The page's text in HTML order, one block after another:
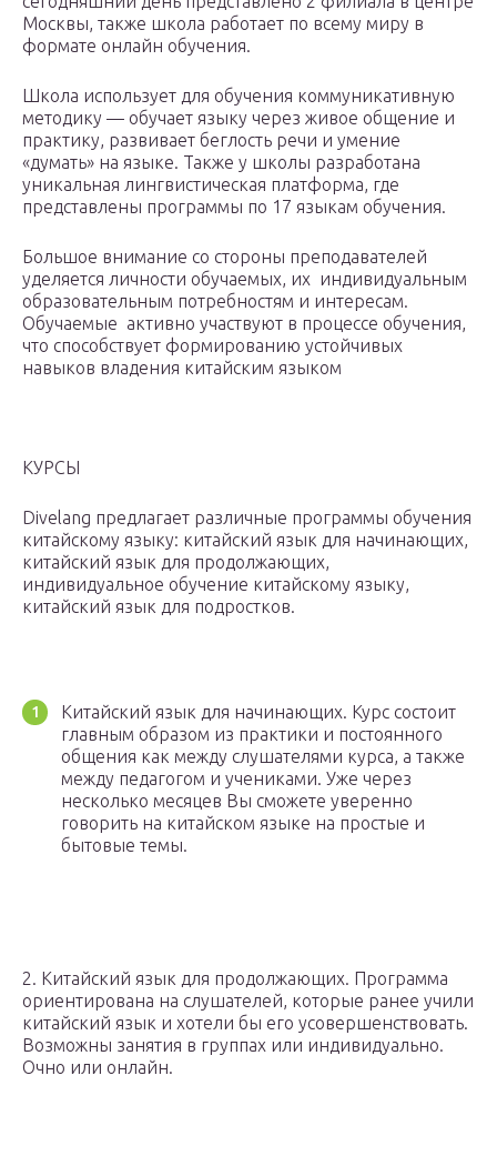
Москвы, также школа работает по всему миру в
формате онлайн обучения.
Школа использует для обучения коммуникативную
методику — обучает языку через живое общение и
практику, развивает беглость речи и умение
«думать» на языке. Также у школы разработана
уникальная лингвистическая платформа, где
представлены программы по 17 языкам обучения.
Большое внимание со стороны преподавателей
уделяется личности обучаемых, их индивидуальным
образовательным потребностям и интересам.
Обучаемые активно участвуют в процессе обучения,
что способствует формированию устойчивых
навыков владения китайским языком
КУРСЫ
Divelang предлагает различные программы обучения
китайскому языку: китайский язык для начинающих,
китайский язык для продолжающих,
индивидуальное обучение китайскому языку,
китайский язык для подростков.
Китайский язык для начинающих. Курс состоит
главным образом из практики и постоянного
общения как между слушателями курса, а также
между педагогом и учениками. Уже через
несколько месяцев Вы сможете уверенно
говорить на китайском языке на простые и
бытовые темы.
2. Китайский язык для продолжающих. Программа
ориентирована на слушателей, которые ранее учили
китайский язык и хотели бы его усовершенствовать.
Возможны занятия в группах или индивидуально.
Очно или онлайн.